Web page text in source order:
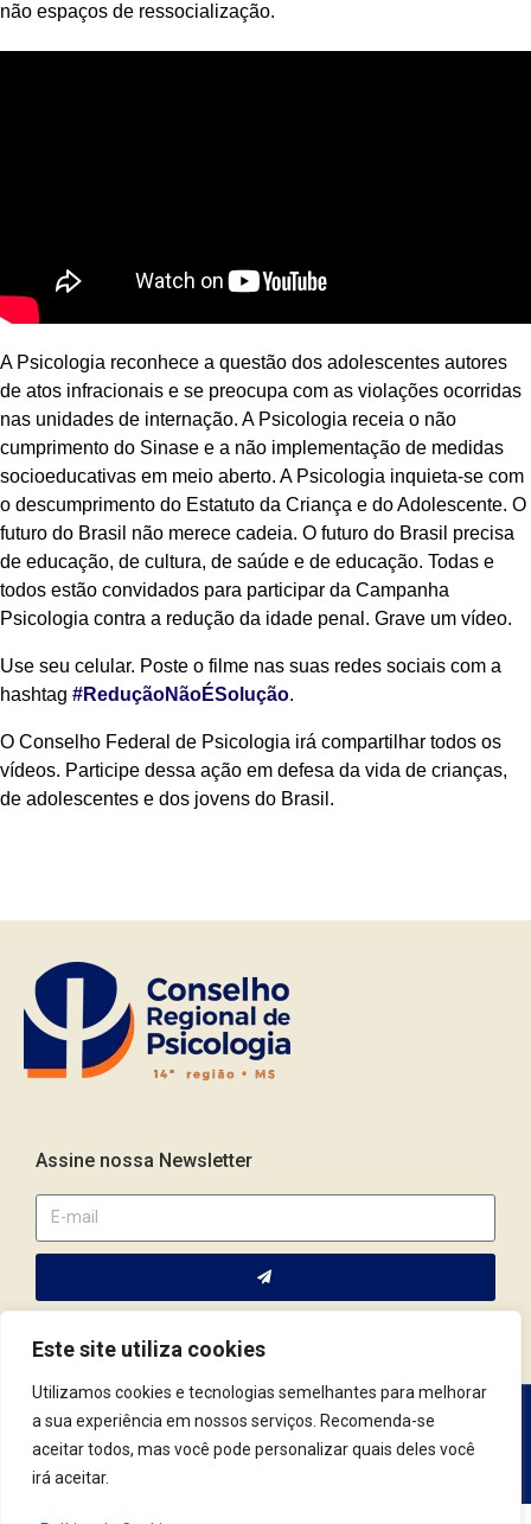
Este site utiliza cookies
Utilizamos cookies e tecnologias semelhantes para melhorar
a sua experiência em nossos serviços. Recomenda-se
aceitar todos, mas você pode personalizar quais deles você
irá aceitar.
não espaços de ressocialização.
A Psicologia reconhece a questão dos adolescentes autores
de atos infracionais e se preocupa com as violações ocorridas
nas unidades de internação. A Psicologia receia o não
cumprimento do Sinase e a não implementação de medidas
socioeducativas em meio aberto. A Psicologia inquieta-se com
o descumprimento do Estatuto da Criança e do Adolescente. O
futuro do Brasil não merece cadeia. O futuro do Brasil precisa
de educação, de cultura, de saúde e de educação. Todas e
todos estão convidados para participar da Campanha
Psicologia contra a redução da idade penal. Grave um vídeo.
Use seu celular. Poste o filme nas suas redes sociais com a
hashtag #ReduçãoNãoÉSolução.
O Conselho Federal de Psicologia irá compartilhar todos os
vídeos. Participe dessa ação em defesa da vida de crianças,
de adolescentes e dos jovens do Brasil.
Assine nossa Newsletter
Av. Fernando Corrêa da Costa, 2044 | Cep.: 79.004-311 | Campo
Grande / MS | (67) 3382.4801 | (67) 9123.7759